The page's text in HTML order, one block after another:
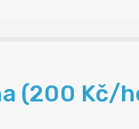
(200 Kč/